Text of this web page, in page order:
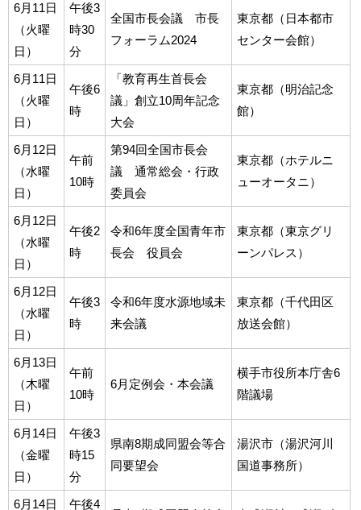
6月11日
（火曜
日）
午後3
時30
分
全国市長会議 市長
フォーラム2024
東京都（日本都市
センター会館）
6月11日
（火曜
日）
午後6
時
「教育再生首長会
議」創立10周年記念
大会
東京都（明治記念
館）
6月12日
（水曜
日）
午前
10時
第94回全国市長会
議 通常総会・行政
委員会
東京都（ホテルニ
ューオータニ）
6月12日
（水曜
日）
午後2
時
令和6年度全国青年市
長会 役員会
東京都（東京グリ
ーンパレス）
6月12日
（水曜
日）
午後3
時
令和6年度水源地域未
来会議
東京都（千代田区
放送会館）
6月13日
（木曜
日）
午前
10時
6月定例会・本会議
横手市役所本庁舎6
階議場
6月14日
（金曜
日）
午後3
時15
分
県南8期成同盟会等合
同要望会
湯沢市（湯沢河川
国道事務所）
6月14日
午後4